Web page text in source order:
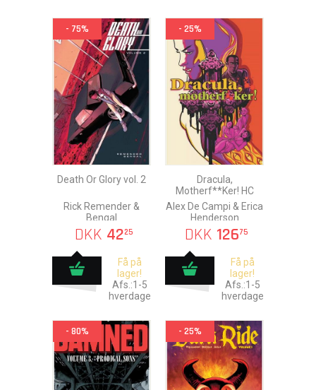
- 75%
Death Or Glory vol. 2
Rick Remender &
Bengal
DKK 4225
Få på
lager!
Afs.:1-5
hverdage
- 25%
Dracula,
Motherf**Ker! HC
Alex De Campi & Erica
Henderson
DKK 12675
Få på
lager!
Afs.:1-5
hverdage
- 80% - 25%